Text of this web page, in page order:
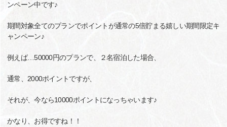
ンペーン中です♪
期間対象全てのプランでポイントが通常の5倍貯まる嬉しい期間限定キ
ャンペーン♪
例えば…50000円のプランで、２名宿泊した場合、
通常、2000ポイントですが、
それが、今なら10000ポイントになっちゃいます♪
かなり、お得ですね！！